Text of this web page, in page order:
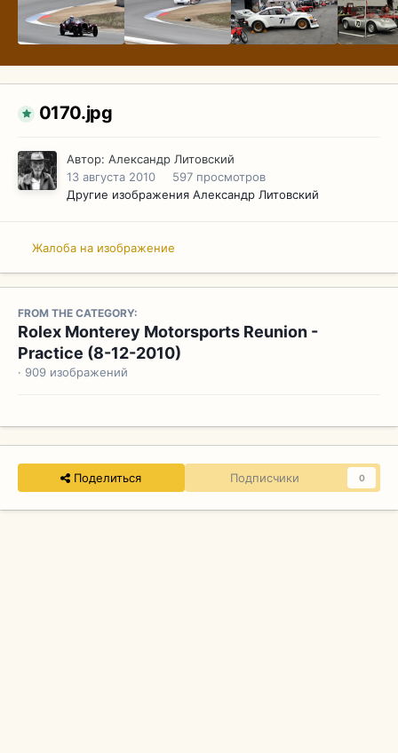
0170.jpg
Автор: Александр Литовский
13 августа 2010
597 просмотров
Другие изображения Александр Литовский
Жалоба на изображение
FROM THE CATEGORY:
Rolex Monterey Motorsports Reunion -
Practice (8-12-2010)
· 909 изображений
Поделиться Подписчики 0